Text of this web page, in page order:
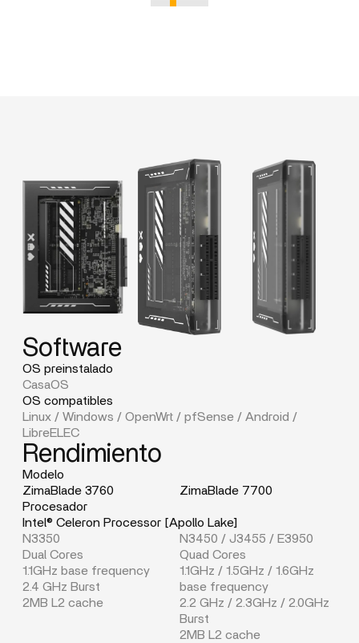
Software
OS preinstalado
CasaOS
OS compatibles
Linux / Windows / OpenWrt / pfSense / Android /
LibreELEC
Rendimiento
Modelo
ZimaBlade 3760
ZimaBlade 7700
Procesador
Intel® Celeron Processor [Apollo Lake]
N3350
Dual Cores
1.1GHz base frequency
2.4 GHz Burst
2MB L2 cache
N3450 / J3455 / E3950
Quad Cores
1.1GHz / 1.5GHz / 1.6GHz
base frequency
2.2 GHz / 2.3GHz / 2.0GHz
Burst
2MB L2 cache